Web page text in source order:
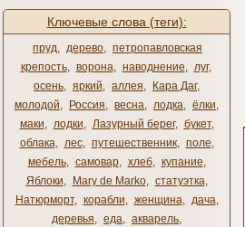
Ключевые слова (теги):
пруд, дерево, петропавловская
крепость, ворона, наводнение, луг,
осень, яркий, аллея, Кара Даг,
молодой, Россия, весна, лодка, ёлки,
маки, лодки, Лазурный берег, букет,
облака, лес, путешественник, поле,
мебель, самовар, хлеб, купание,
Яблоки, Mary de Marko, статуэтка,
Натюрморт, корабли, женщина, дача,
деревья, еда, акварель,